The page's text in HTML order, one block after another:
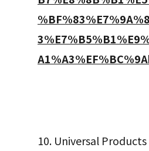
10. Universal Products